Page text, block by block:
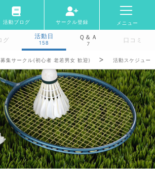
活動ブログ サークル登録 メニュー
グ
活動日
158
Ｑ＆Ａ
7 口コミ
集サークル(初心者 老若男女 歓迎) 活動スケジュー